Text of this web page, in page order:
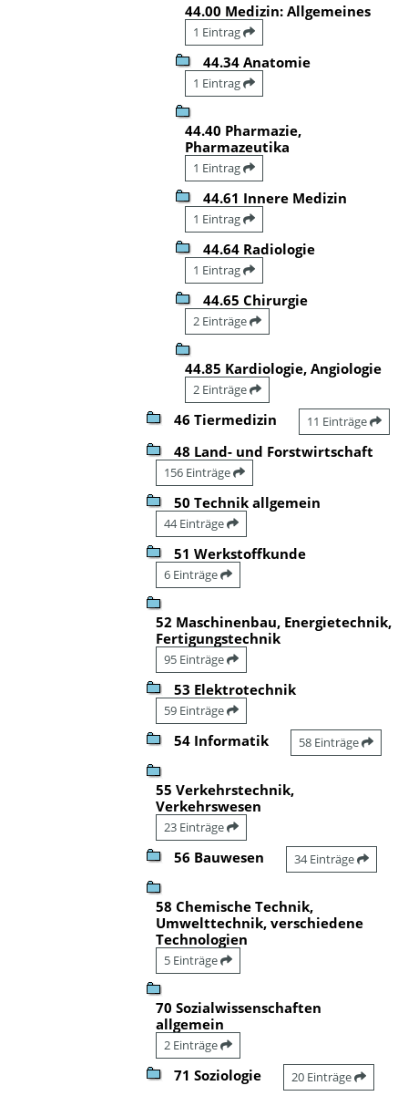
44.00 Medizin: Allgemeines
1 Eintrag
44.34 Anatomie
1 Eintrag
44.40 Pharmazie,
Pharmazeutika
1 Eintrag
44.61 Innere Medizin
1 Eintrag
44.64 Radiologie
1 Eintrag
44.65 Chirurgie
2 Einträge
44.85 Kardiologie, Angiologie
2 Einträge
46 Tiermedizin 11 Einträge
48 Land- und Forstwirtschaft
156 Einträge
50 Technik allgemein
44 Einträge
51 Werkstoffkunde
6 Einträge
52 Maschinenbau, Energietechnik,
Fertigungstechnik
95 Einträge
53 Elektrotechnik
59 Einträge
54 Informatik 58 Einträge
55 Verkehrstechnik,
Verkehrswesen
23 Einträge
56 Bauwesen 34 Einträge
58 Chemische Technik,
Umwelttechnik, verschiedene
Technologien
5 Einträge
70 Sozialwissenschaften
allgemein
2 Einträge
71 Soziologie 20 Einträge